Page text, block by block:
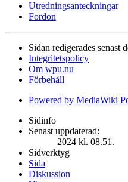
Utredningsanteckningar
Fordon
Sidan redigerades senast
Integritetspolicy
Om wpu.nu
Förbehåll
Powered by MediaWiki
Sidinfo
Senast uppdaterad:
2024 kl. 08.51.
Sidverktyg
Sida
Diskussion